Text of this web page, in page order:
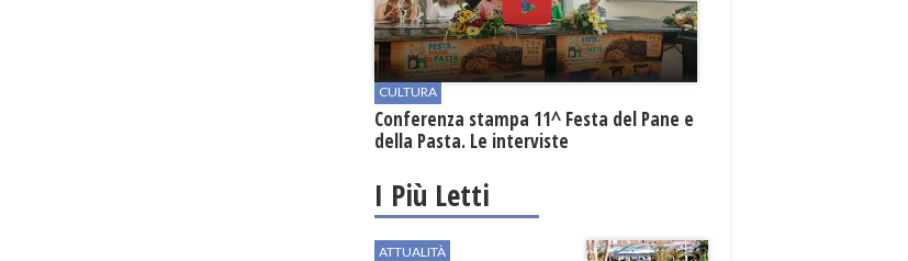
CULTURA
Conferenza stampa 11^ Festa del Pane e
della Pasta. Le interviste
I Più Letti
ATTUALITÀ